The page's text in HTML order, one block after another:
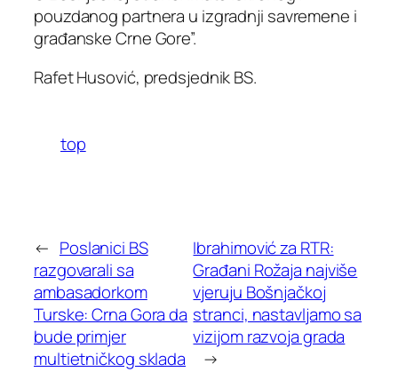
pouzdanog partnera u izgradnji savremene i
građanske Crne Gore”.
Rafet Husović, predsjednik BS.
top
← Poslanici BS
razgovarali sa
ambasadorkom
Turske: Crna Gora da
bude primjer
multietničkog sklada
Ibrahimović za RTR:
Građani Rožaja najviše
vjeruju Bošnjačkoj
stranci, nastavljamo sa
vizijom razvoja grada
→